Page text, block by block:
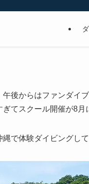
午後からはファンダイ
てスクール開催が8月
で体験ダイビングし